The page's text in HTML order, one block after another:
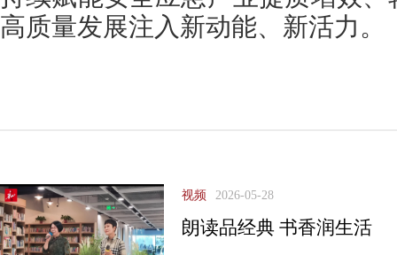
高质量发展注入新动能、新活力。
视频 2026-05-28
朗读品经典 书香润生活